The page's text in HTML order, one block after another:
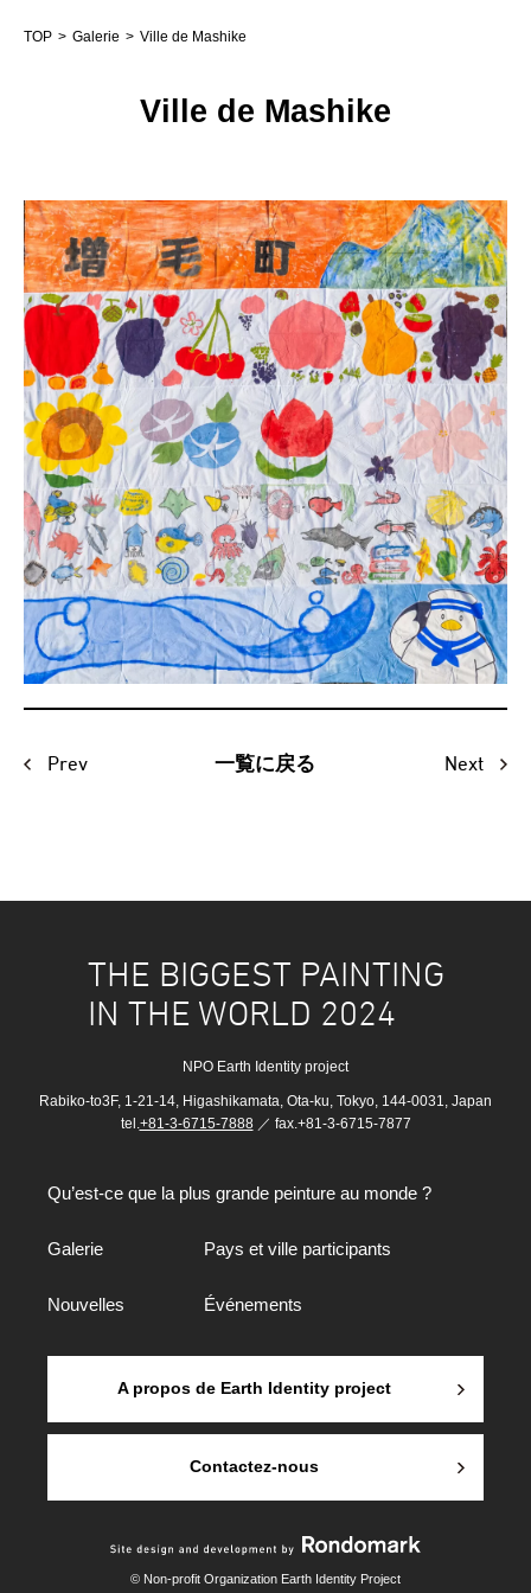
TOP Galerie Ville de Mashike
Ville de Mashike
Prev 一覧に戻る Next
THE BIGGEST PAINTING
IN THE WORLD 2024
NPO Earth Identity project
Rabiko-to3F, 1-21-14, Higashikamata, Ota-ku, Tokyo, 144-0031, Japan
tel.+81-3-6715-7888／ fax.+81-3-6715-7877
Qu’est-ce que la plus grande peinture au monde ?
Galerie Pays et ville participants
Nouvelles Événements
A propos de Earth Identity project
Contactez-nous
© Non-profit Organization Earth Identity Project